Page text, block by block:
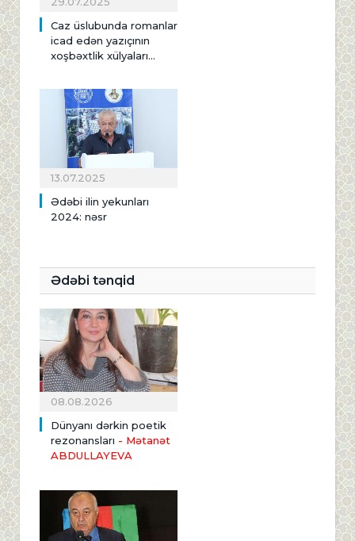
Caz üslubunda romanlar
icad edən yazıçının
xoşbəxtlik xülyaları...
13.07.2025
Ədəbi ilin yekunları
2024: nəsr
Ədəbi tənqid
08.08.2026
Dünyanı dərkin poetik
rezonansları - Mətanət
ABDULLAYEVA